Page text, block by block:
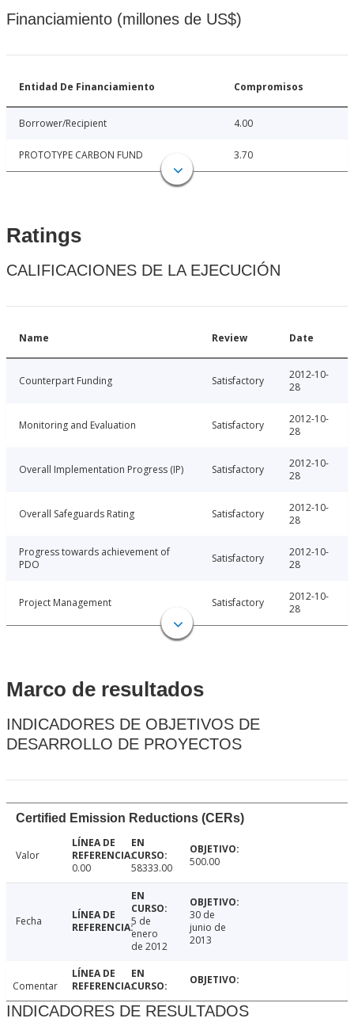
Financiamiento (millones de US$)
Entidad De Financiamiento Compromisos
Borrower/Recipient 4.00
PROTOTYPE CARBON FUND 3.70
Ratings
CALIFICACIONES DE LA EJECUCIÓN
Name Review Date
Counterpart Funding Satisfactory
2012-10-
28
Monitoring and Evaluation Satisfactory
2012-10-
28
Overall Implementation Progress (IP) Satisfactory
2012-10-
28
Overall Safeguards Rating Satisfactory
2012-10-
28
Progress towards achievement of
PDO
Satisfactory
2012-10-
28
Project Management Satisfactory
2012-10-
28
Marco de resultados
INDICADORES DE OBJETIVOS DE
DESARROLLO DE PROYECTOS
Certified Emission Reductions (CERs)
Valor
0.00
58333.00 500.00
Fecha
5 de
enero
de 2012
30 de
junio de
2013
Comentar
INDICADORES DE RESULTADOS